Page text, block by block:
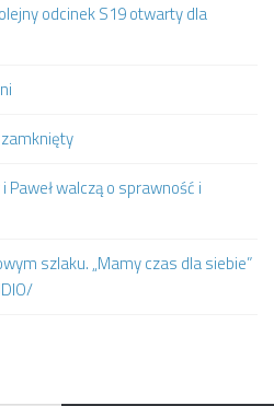
odcinek S19 otwarty dla
walczą o sprawność i
szlaku. „Mamy czas dla siebie”